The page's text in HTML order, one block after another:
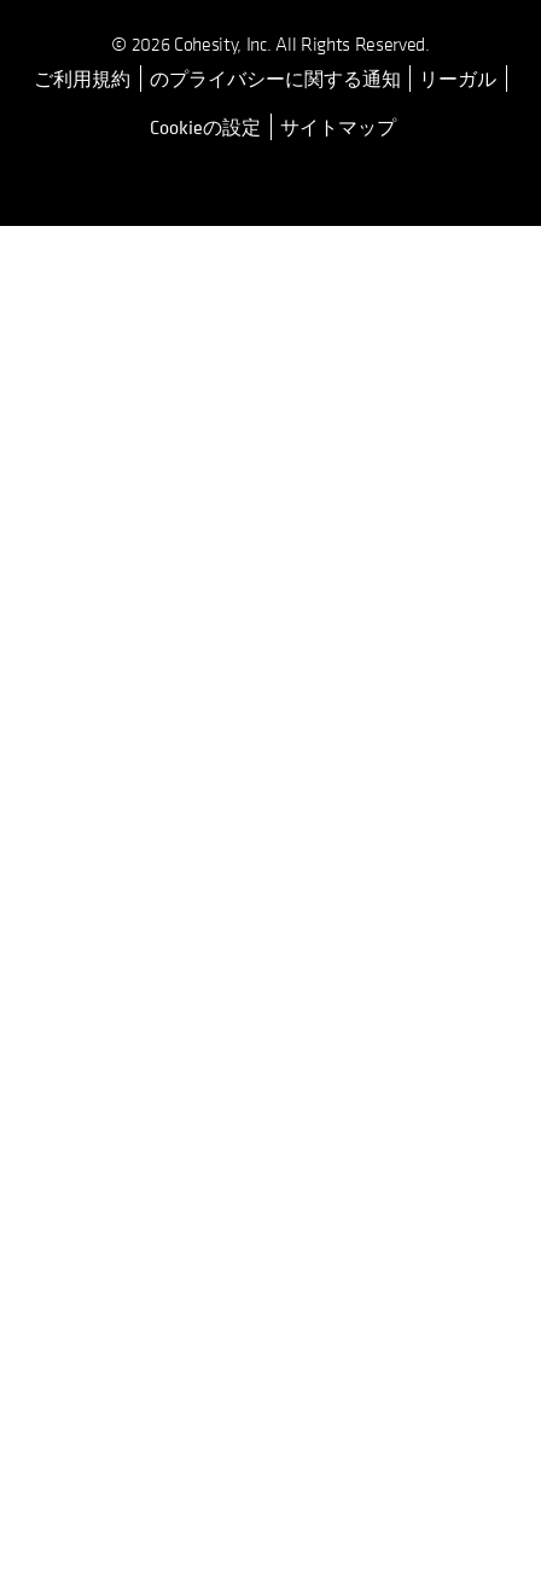
© 2026 Cohesity, Inc. All Rights Reserved.
ご利用規約 新しいタブで開く
のプライバシーに関する通知
リーガル
Cookieの設定
サイトマップ